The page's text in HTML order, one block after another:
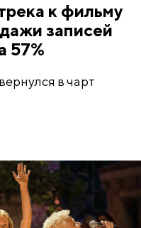
к фильму
записей
57%
в чарт